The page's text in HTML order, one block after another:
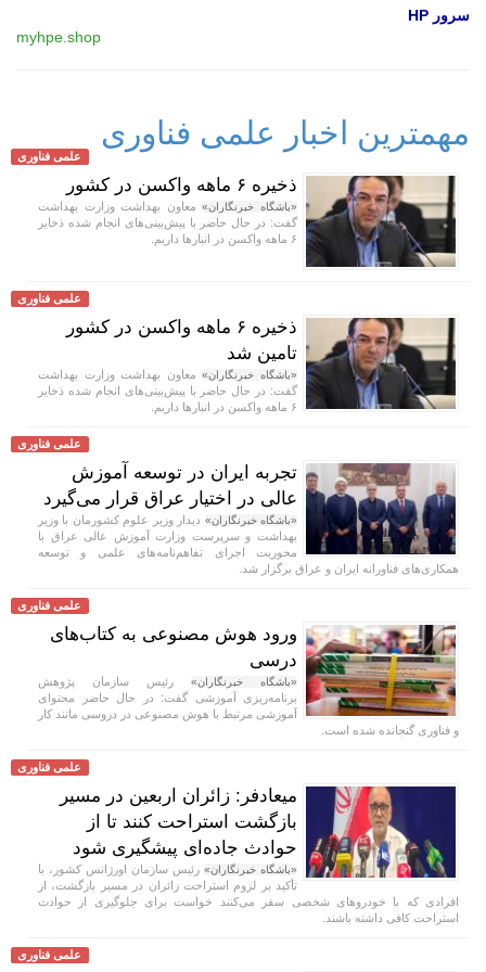
سرور HP
myhpe.shop
مهمترین اخبار علمی فناوری
علمی فناوری
ذخیره ۶ ماهه واکسن در کشور
«باشگاه خبرنگاران»معاون بهداشت وزارت بهداشت
گفت: در حال حاضر با پیش‌بینی‌های انجام شده ذخایر
۶ ماهه واکسن در انبار‌ها داریم.
علمی فناوری
ذخیره ۶ ماهه واکسن در کشور
تامین شد
«باشگاه خبرنگاران»معاون بهداشت وزارت بهداشت
گفت: در حال حاضر با پیش‌بینی‌های انجام شده ذخایر
۶ ماهه واکسن در انبار‌ها داریم.
علمی فناوری
تجربه ایران در توسعه آموزش
عالی در اختیار عراق قرار می‌گیرد
«باشگاه خبرنگاران» دیدار وزیر علوم کشورمان با وزیر
بهداشت و سرپرست وزارت آموزش عالی عراق با
محوریت اجرای تفاهم‌نامه‌های علمی و توسعه
همکاری‌های فناورانه ایران و عراق برگزار شد.
علمی فناوری
ورود هوش مصنوعی به کتاب‌های
درسی
«باشگاه خبرنگاران» رئیس سازمان پژوهش
برنامه‌ریزی آموزشی گفت: در حال حاضر محتوای
آموزشی مرتبط با هوش مصنوعی در دروسی مانند کار
و فناوری گنجانده شده است.
علمی فناوری
میعادفر: زائران اربعین در مسیر
بازگشت استراحت کنند تا از
حوادث جاده‌ای پیشگیری شود
«باشگاه خبرنگاران» رئیس سازمان اورژانس کشور، با
تأکید بر لزوم استراحت زائران در مسیر بازگشت، از
افرادی که با خودروهای شخصی سفر می‌کنند خواست برای جلوگیری از حوادث
استراحت کافی داشته باشند.
علمی فناوری